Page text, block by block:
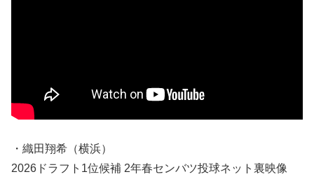
・織田翔希（横浜）
2026ドラフト1位候補 2年春センバツ投球ネット裏映像